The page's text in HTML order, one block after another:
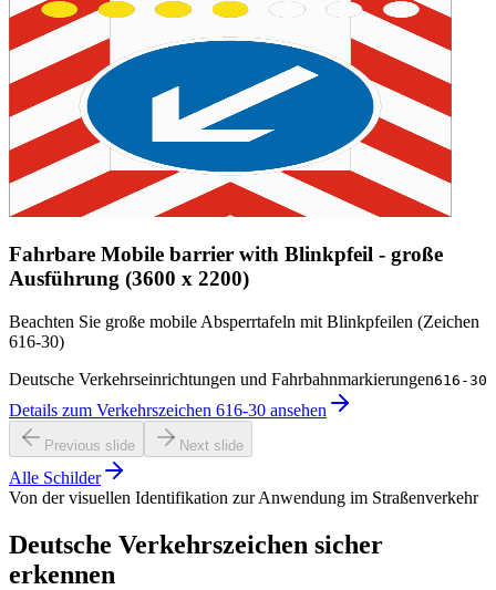
Fahrbare Mobile barrier with Blinkpfeil - große
Ausführung (3600 x 2200)
Beachten Sie große mobile Absperrtafeln mit Blinkpfeilen (Zeichen
616-30)
Deutsche Verkehrseinrichtungen und Fahrbahnmarkierungen616-30
Details zum Verkehrszeichen 616-30 ansehen
Previous slide Next slide
Alle Schilder
Von der visuellen Identifikation zur Anwendung im Straßenverkehr
Deutsche Verkehrszeichen sicher
erkennen